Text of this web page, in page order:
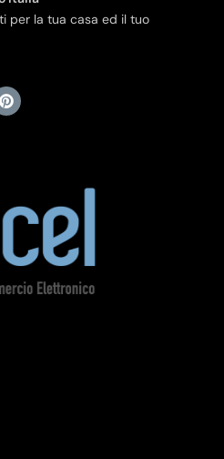
per la tua casa ed il tuo